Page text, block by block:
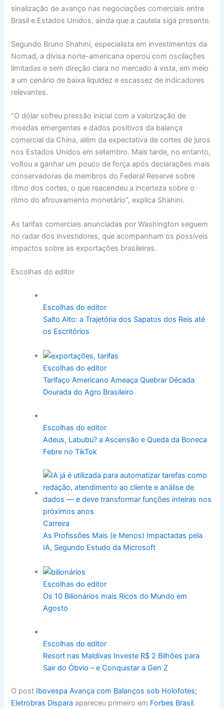
sinalização de avanço nas negociações comerciais entre
Brasil e Estados Unidos, ainda que a cautela siga presente.
Segundo Bruno Shahini, especialista em investimentos da
Nomad, a divisa norte-americana operou com oscilações
limitadas e sem direção clara no mercado à vista, em meio
a um cenário de baixa liquidez e escassez de indicadores
relevantes.
“O dólar sofreu pressão inicial com a valorização de
moedas emergentes e dados positivos da balança
comercial da China, além da expectativa de cortes de juros
nos Estados Unidos em setembro. Mais tarde, no entanto,
voltou a ganhar um pouco de força após declarações mais
conservadoras de membros do Federal Reserve sobre
ritmo dos cortes, o que reacendeu a incerteza sobre o
ritmo do afrouxamento monetário”, explica Shahini.
As tarifas comerciais anunciadas por Washington seguem
no radar dos investidores, que acompanham os possíveis
impactos sobre as exportações brasileiras.
Escolhas do editor
Escolhas do editor
Salto Alto: a Trajetória dos Sapatos dos Reis até
os Escritórios
Escolhas do editor
Tarifaço Americano Ameaça Quebrar Década
Dourada do Agro Brasileiro
Escolhas do editor
Adeus, Labubu? a Ascensão e Queda da Boneca
Febre no TikTok
Carreira
As Profissões Mais (e Menos) Impactadas pela
IA, Segundo Estudo da Microsoft
Escolhas do editor
Os 10 Bilionários mais Ricos do Mundo em
Agosto
Escolhas do editor
Resort nas Maldivas Investe R$ 2 Bilhões para
Sair do Óbvio – e Conquistar a Gen Z
O post Ibovespa Avança com Balanços sob Holofotes;
Eletrobras Dispara apareceu primeiro em Forbes Brasil.